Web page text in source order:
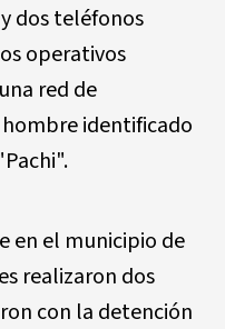
dos teléfonos
operativos
red de
identificado
en el municipio de
realizaron dos
con la detención